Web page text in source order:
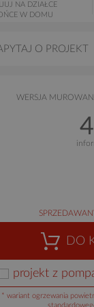
NA DZIAŁCE
W DOMU
O PROJEKT
WERSJA
DO
projekt z
* wariant ogrzewania